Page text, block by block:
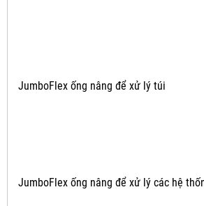
JumboFlex ống nâng để xử lý túi
JumboFlex ống nâng để xử lý các hệ